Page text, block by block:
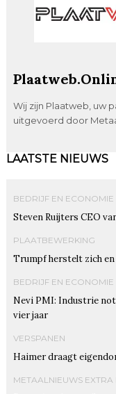
Wij zijn Plaatweb, uw
uitgevoerd door
LAATSTE NIEUWS
BEDRIJF EN ECONOMIE
Steven Ruijters CEO
PLAATBEWERKING
Trumpf herstelt zich
BEDRIJF EN ECONOMIE
Nevi PMI: Industrie
vier jaar
VERSPANEN
Haimer draagt
METAALNIEUWS EXTRA